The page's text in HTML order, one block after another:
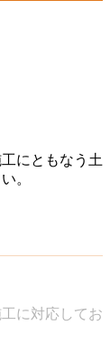
にともなう土
。
に対応してお